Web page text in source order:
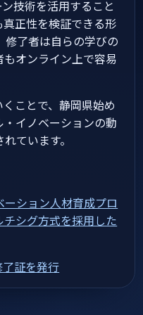
技術を活用すること
正性を検証できる形
修了者は自らの学びの
オンライン上で容易
ことで、静岡県始め
イノベーションの動
ています。
ーション人材育成プロ
シグ方式を採用した
了証を発行